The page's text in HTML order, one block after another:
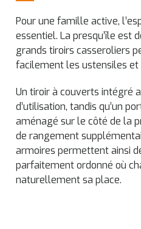
Pour une famille active,
essentiel. La presqu’île est
grands tiroirs casseroliers
facilement les ustensiles et
Un tiroir à couverts intégré
d’utilisation, tandis qu’un
aménagé sur le côté de la
de rangement
armoires permettent ainsi
parfaitement ordonné où
naturellement sa place.